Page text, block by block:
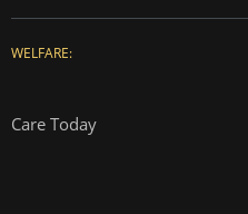
WELFARE:
Care Today